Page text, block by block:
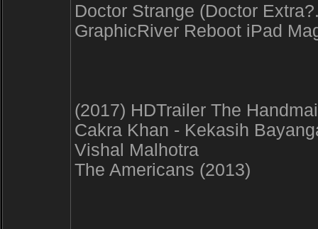
Doctor Strange (Doctor
GraphicRiver Reboot iPad
(2017) HDTrailer The
Cakra Khan - Kekasih
Vishal Malhotra
The Americans (2013)